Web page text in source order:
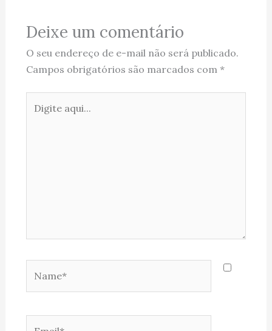
Deixe um comentário
O seu endereço de e-mail não será publicado.
Campos obrigatórios são marcados com *
aqui...